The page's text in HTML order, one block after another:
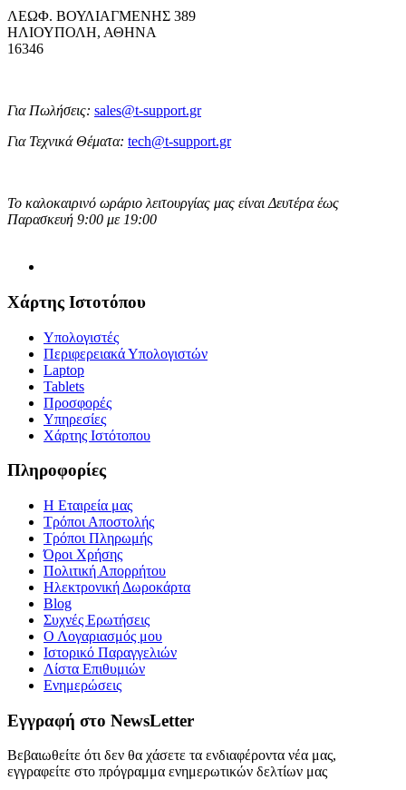
ΛΕΩΦ. ΒΟΥΛΙΑΓΜΕΝΗΣ 389
ΗΛΙΟΥΠΟΛΗ, ΑΘΗΝΑ
16346
Για Πωλήσεις: sales@t-support.gr
Για Τεχνικά Θέματα: tech@t-support.gr
Το καλοκαιρινό ωράριο λειτουργίας μας είναι Δευτέρα έως
Παρασκευή 9:00 με 19:00
Χάρτης Ιστοτόπου
Υπολογιστές
Περιφερειακά Υπολογιστών
Laptop
Tablets
Προσφορές
Υπηρεσίες
Χάρτης Ιστότοπου
Πληροφορίες
Η Εταιρεία μας
Τρόποι Αποστολής
Τρόποι Πληρωμής
Όροι Χρήσης
Πολιτική Απορρήτου
Ηλεκτρονική Δωροκάρτα
Blog
Συχνές Ερωτήσεις
Ο Λογαριασμός μου
Ιστορικό Παραγγελιών
Λίστα Επιθυμιών
Ενημερώσεις
Εγγραφή στο NewsLetter
Βεβαιωθείτε ότι δεν θα χάσετε τα ενδιαφέροντα νέα μας,
εγγραφείτε στο πρόγραμμα ενημερωτικών δελτίων μας